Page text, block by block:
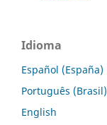
Idioma
Español (España)
Português (Brasil)
English